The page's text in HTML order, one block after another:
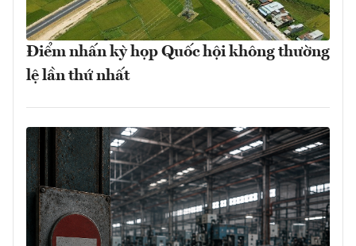
Điểm nhấn kỳ họp Quốc hội không thường
lệ lần thứ nhất